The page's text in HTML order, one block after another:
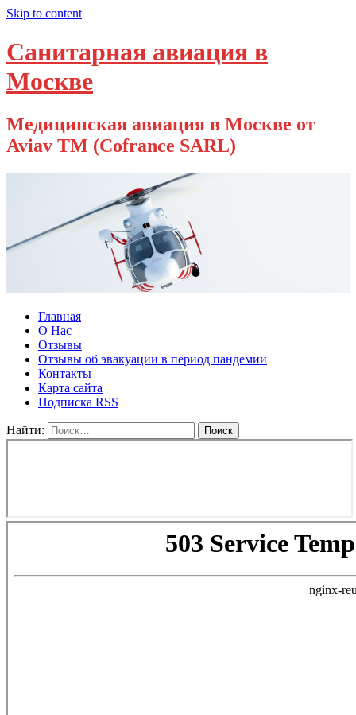
Skip to content
Санитарная авиация в
Москве
Медицинская авиация в Москве от
Aviav TM (Cofrance SARL)
Главная
О Нас
Отзывы
Отзывы об эвакуации в период пандемии
Контакты
Карта сайта
Подписка RSS
Найти: